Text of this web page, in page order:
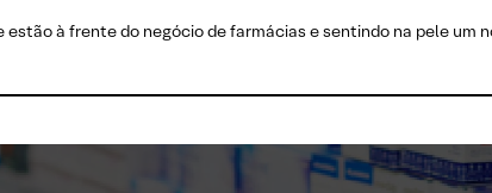
à frente do negócio de farmácias e sentindo na pele um